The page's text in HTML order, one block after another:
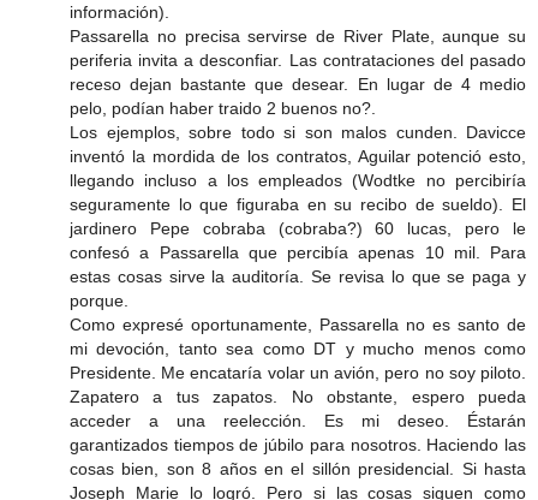
información).
Passarella no precisa servirse de River Plate, aunque su
periferia invita a desconfiar. Las contrataciones del pasado
receso dejan bastante que desear. En lugar de 4 medio
pelo, podían haber traido 2 buenos no?.
Los ejemplos, sobre todo si son malos cunden. Davicce
inventó la mordida de los contratos, Aguilar potenció esto,
llegando incluso a los empleados (Wodtke no percibiría
seguramente lo que figuraba en su recibo de sueldo). El
jardinero Pepe cobraba (cobraba?) 60 lucas, pero le
confesó a Passarella que percibía apenas 10 mil. Para
estas cosas sirve la auditoría. Se revisa lo que se paga y
porque.
Como expresé oportunamente, Passarella no es santo de
mi devoción, tanto sea como DT y mucho menos como
Presidente. Me encataría volar un avión, pero no soy piloto.
Zapatero a tus zapatos. No obstante, espero pueda
acceder a una reelección. Es mi deseo. Éstarán
garantizados tiempos de júbilo para nosotros. Haciendo las
cosas bien, son 8 años en el sillón presidencial. Si hasta
Joseph Marie lo logró. Pero si las cosas siguen como